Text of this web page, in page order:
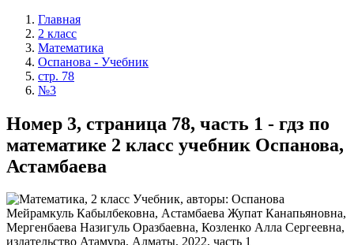
Главная
2 класс
Математика
Оспанова - Учебник
стр. 78
№3
Номер 3, страница 78, часть 1 - гдз по
математике 2 класс учебник Оспанова,
Астамбаева